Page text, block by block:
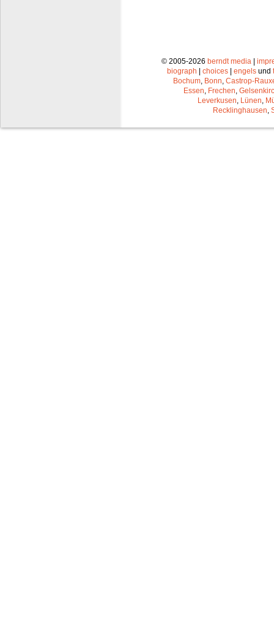
© 2005-2026 berndt media |
biograph | choices | engels und
Bochum Bonn Castrop-
Essen Frechen
Leverkusen Lünen
Recklinghausen